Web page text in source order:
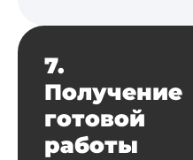
7.
Получение
готовой
работы